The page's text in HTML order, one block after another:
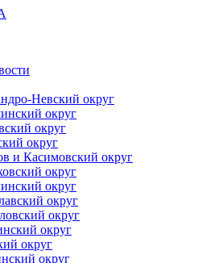
Невский округ
округ
округ
округ
и Касимовский округ
округ
округ
округ
округ
округ
округ
округ